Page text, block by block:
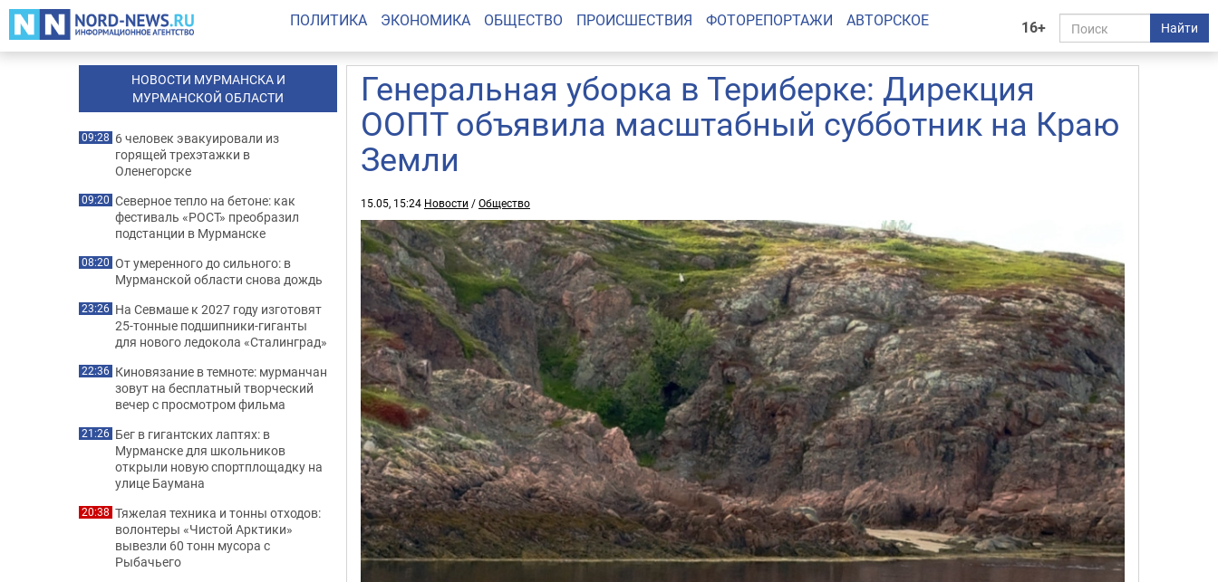
16+ Найти
ПОЛИТИКА ЭКОНОМИКА ОБЩЕСТВО ПРОИСШЕСТВИЯ ФОТОРЕПОРТАЖИ АВТОРСКОЕ
Генеральная уборка в Териберке: Дирекция
ООПТ объявила масштабный субботник на Краю
Земли
15.05, 15:24 Новости /Общество
НОВОСТИ МУРМАНСКА И
МУРМАНСКОЙ ОБЛАСТИ
09:28 6 человек эвакуировали из
горящей трехэтажки в
Оленегорске
09:20 Северное тепло на бетоне: как
фестиваль «РОСТ» преобразил
подстанции в Мурманске
08:20 От умеренного до сильного: в
Мурманской области снова дождь
23:26 На Севмаше к 2027 году изготовят
25-тонные подшипники-гиганты
для нового ледокола «Сталинград»
22:36 Киновязание в темноте: мурманчан
зовут на бесплатный творческий
вечер с просмотром фильма
21:26 Бег в гигантских лаптях: в
Мурманске для школьников
открыли новую спортплощадку на
улице Баумана
20:38 Тяжелая техника и тонны отходов:
волонтеры «Чистой Арктики»
вывезли 60 тонн мусора с
Рыбачьего